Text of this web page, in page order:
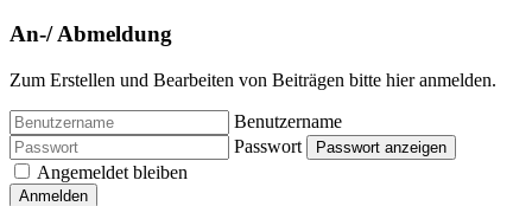
An-/ Abmeldung
Zum Erstellen und Bearbeiten von Beiträgen bitte hier anmelden.
Benutzername
Passwort
Passwort anzeigen
Angemeldet bleiben
Anmelden